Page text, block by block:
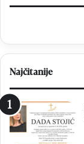
Najčitanije